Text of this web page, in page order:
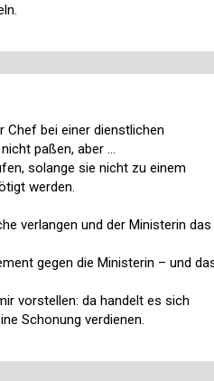
Chef bei einer dienstlichen
paßen, aber ...
solange sie nicht zu einem
werden.
verlangen und der Ministerin das
gegen die Ministerin – und
vorstellen: da handelt es sich
Schonung verdienen.